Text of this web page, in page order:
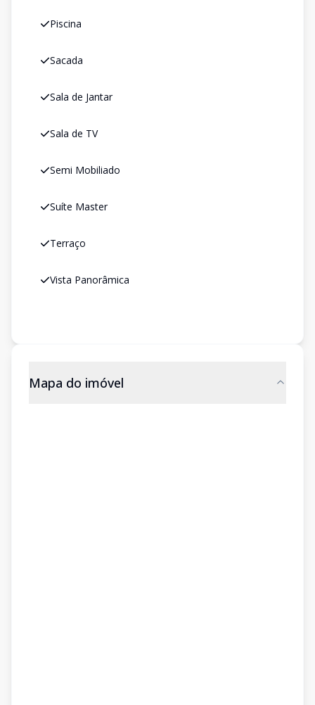
Piscina
Sacada
Sala de Jantar
Sala de TV
Semi Mobiliado
Suíte Master
Terraço
Vista Panorâmica
Mapa do imóvel